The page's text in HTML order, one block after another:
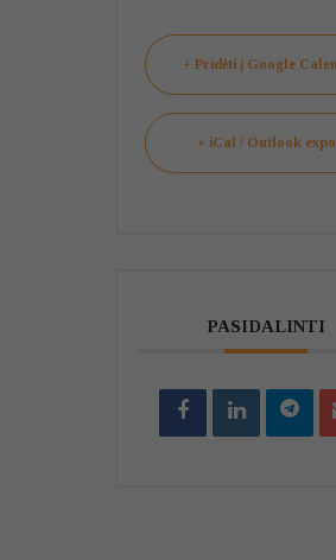
+ Pridėti į Google
+ iCal / Outlook
PASIDALINTI